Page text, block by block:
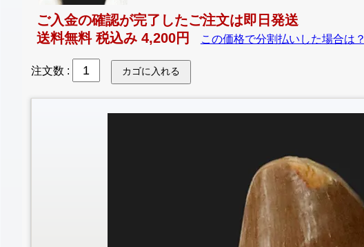
ご入金の確認が完了したご注文は即日発送
送料無料 税込み 4,200円
この価格で分割払いした場合は？
注文数 :